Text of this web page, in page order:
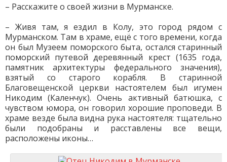
– Расскажите о своей жизни в Мурманске.
– Живя там, я ездил в Колу, это город рядом с
Мурманском. Там в храме, ещё с того времени, когда
он был Музеем поморского быта, остался старинный
поморский путевой деревянный крест (1635 года,
памятник архитектуры федерального значения),
взятый со старого корабля. В старинной
Благовещенской церкви настоятелем был игумен
Никодим (Каленчук). Очень активный батюшка, с
чувством юмора, он говорил хорошие проповеди. В
храме везде была видна рука настоятеля: тщательно
были подобраны и расставлены все вещи,
расположены иконы…